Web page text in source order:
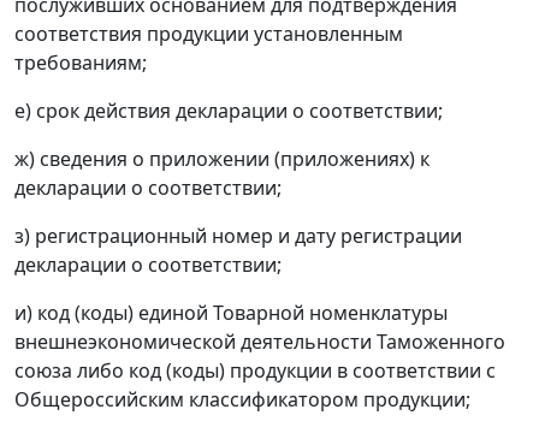
послуживших основанием для подтверждения
соответствия продукции установленным
требованиям;
е) срок действия декларации о соответствии;
ж) сведения о приложении (приложениях) к
декларации о соответствии;
з) регистрационный номер и дату регистрации
декларации о соответствии;
и) код (коды) единой Товарной номенклатуры
внешнеэкономической деятельности Таможенного
союза либо код (коды) продукции в соответствии с
Общероссийским классификатором продукции;